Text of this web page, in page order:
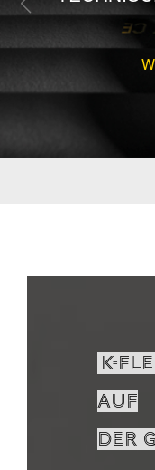
K-
AUF
DER